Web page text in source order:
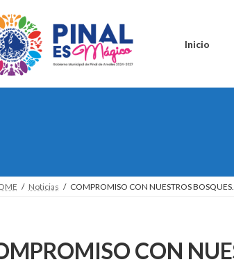
Inicio
Noticias COMPROMISO CON NUESTROS BOSQUES.
CON